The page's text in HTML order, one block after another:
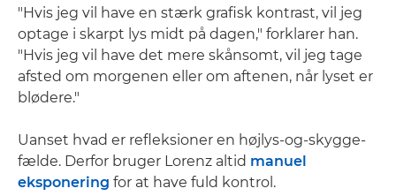
"Hvis jeg vil have en stærk grafisk kontrast, vil jeg
optage i skarpt lys midt på dagen," forklarer han.
"Hvis jeg vil have det mere skånsomt, vil jeg tage
afsted om morgenen eller om aftenen, når lyset er
blødere."
Uanset hvad er refleksioner en højlys-og-skygge-
fælde. Derfor bruger Lorenz altid manuel
eksponering for at have fuld kontrol.